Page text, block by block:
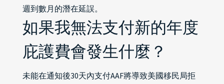
週到數月的潛在延誤。
如果我無法支付新的年度
庇護費會發生什麼？
未能在通知後30天內支付AAF將導致美國移民局拒